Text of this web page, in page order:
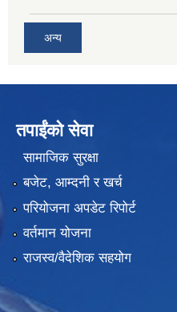
अन्य
तपाईंको सेवा
सामाजिक सुरक्षा
बजेट, आम्दनी र खर्च
परियोजना अपडेट रिपोर्ट
वर्तमान योजना
राजस्व/वैदेशिक सहयोग